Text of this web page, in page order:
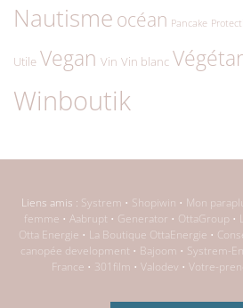
Nautisme océan Pancake
Utile Vegan Vin Vin blanc
Winboutik
Liens amis : Systrem • Shopiwin • Mon
femme • Aabrupt • Generator • OttaGroup •
Otta Energie • La Boutique OttaEnergie •
canopée development • Bajoom • Systrem-
France • 301film • Valodev • Votre-